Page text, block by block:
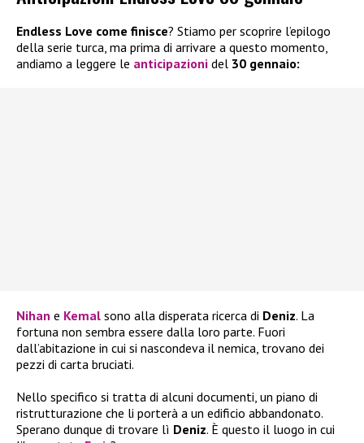
Endless Love come finisce? Stiamo per scoprire l’epilogo
della serie turca, ma prima di arrivare a questo momento,
andiamo a leggere le anticipazioni del 30 gennaio:
Nihan e Kemal sono alla disperata ricerca di Deniz. La
fortuna non sembra essere dalla loro parte. Fuori
dall’abitazione in cui si nascondeva il nemica, trovano dei
pezzi di carta bruciati.
Nello specifico si tratta di alcuni documenti, un piano di
ristrutturazione che li porterà a un edificio abbandonato.
Sperano dunque di trovare lì Deniz. È questo il luogo in cui